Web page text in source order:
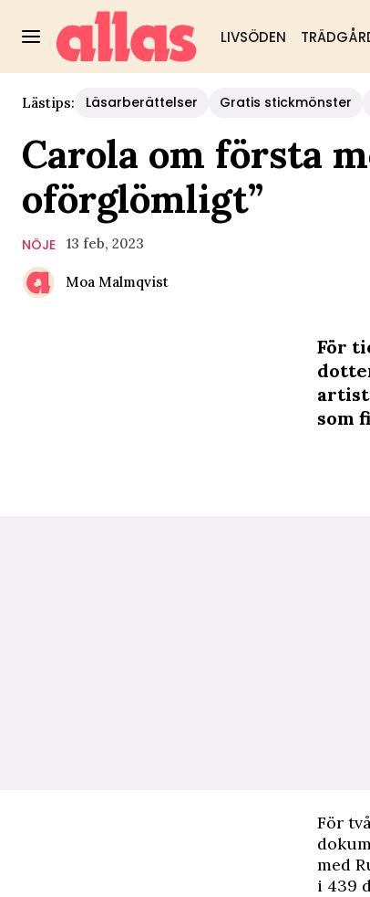
LIVSÖDEN
Lästips: Läsarberättelser Gratis stickmönster
Carola om första
oförglömligt”
NÖJE 13 feb, 2023
Moa Malmqvist
För
som
För
med
i 439